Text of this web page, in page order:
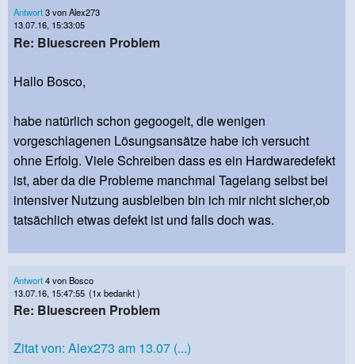
Antwort3 von Alex273
13.07.16, 15:33:05
Re: Bluescreen Problem
Hallo Bosco,
habe natürlich schon gegoogelt, die wenigen
vorgeschlagenen Lösungsansätze habe ich versucht
ohne Erfolg. Viele Schreiben dass es ein Hardwaredefekt
ist, aber da die Probleme manchmal Tagelang selbst bei
intensiver Nutzung ausbleiben bin ich mir nicht sicher,ob
tatsächlich etwas defekt ist und falls doch was.
Antwort4 von Bosco
13.07.16, 15:47:55 (1x bedankt )
Re: Bluescreen Problem
Zitat von: Alex273 am 13.07 (...)